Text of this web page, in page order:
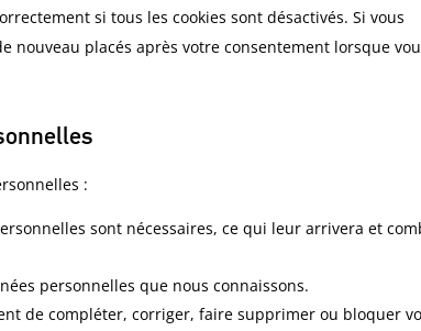
si tous les cookies sont désactivés. Si vous
nouveau placés après votre consentement lorsque
:
sont nécessaires, ce qui leur arrivera et
personnelles que nous connaissons.
de compléter, corriger, faire supprimer ou bloquer